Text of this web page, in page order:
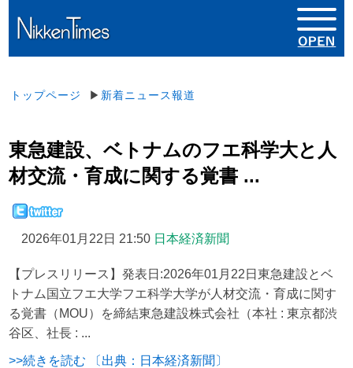
トップページ ▶ 新着ニュース報道
東急建設、ベトナムのフエ科学大と人
材交流・育成に関する覚書 ...
2026年01月22日 21:50 日本経済新聞
【プレスリリース】発表日:2026年01月22日東急建設とベ
トナム国立フエ大学フエ科学大学が人材交流・育成に関す
る覚書（MOU）を締結東急建設株式会社（本社 : 東京都渋
谷区、社長 : ...
>>続きを読む 〔出典：日本経済新聞〕